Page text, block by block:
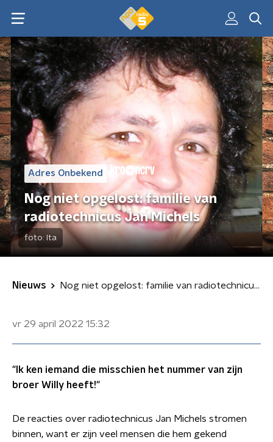
Adres Onbekend
Nog niet opgelost: familie van
radiotechnicus Jan Michels
foto: Ita
Nieuws Nog niet opgelost: familie van radiotechnicus Jan Michels
vr 29 april 2022 15:32
"Ik ken iemand die misschien het nummer van zijn
broer Willy heeft!"
De reacties over radiotechnicus Jan Michels stromen
binnen, want er zijn veel mensen die hem gekend